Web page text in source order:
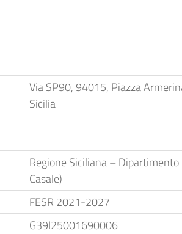
Via SP90, 94015, Piazza
Sicilia
Regione Siciliana –
Casale)
FESR 2021-2027
G39I25001690006